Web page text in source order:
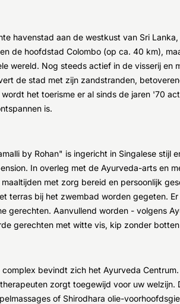
havenstad aan de westkust van Sri
de hoofdstad Colombo (op ca. 40 km),
wereld. Nog steeds actief in de visserij en
de stad met zijn zandstranden,
het toerisme er al sinds de jaren '70
is.
by Rohan" is ingericht in Singalese stijl
In overleg met de Ayurveda-arts en
met zorg bereid en persoonlijk
terras bij het zwembad worden gegeten.
gerechten. Aanvullend worden - volgens
gerechten met witte vis, kip zonder
bevindt zich het Ayurveda
zorgt toegewijd voor uw welzijn.
of Shirodhara olie-